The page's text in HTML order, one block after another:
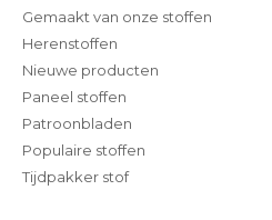
Gemaakt van onze stoffen
Herenstoffen
Nieuwe producten
Paneel stoffen
Patroonbladen
Populaire stoffen
Tijdpakker stof